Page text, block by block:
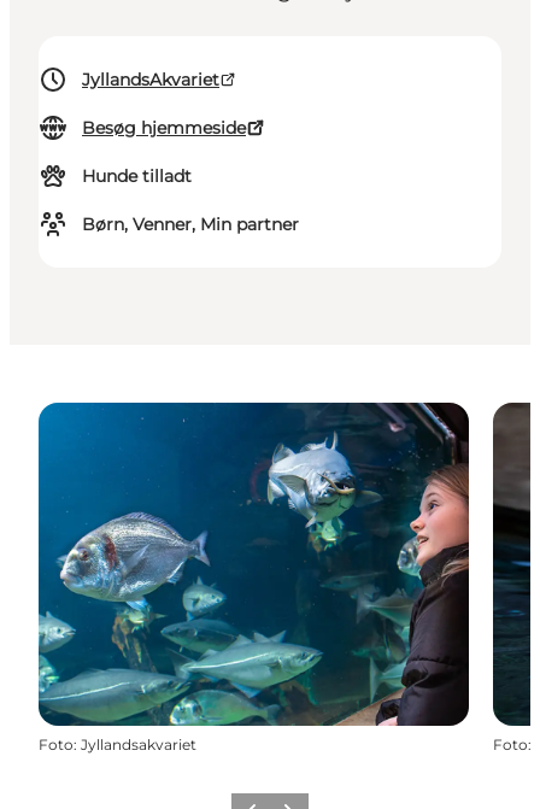
JyllandsAkvariet
Besøg hjemmeside
Hunde tilladt
Børn, Venner, Min partner
Foto: Jyllandsakvariet Foto: